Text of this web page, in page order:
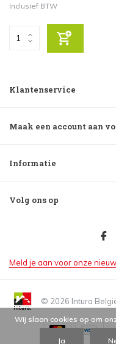
Inclusief BTW
Klantenservice
Maak een account aan
Informatie
Volg ons op
Meld je aan voor onze
© 2026 Intura
Wij slaan cookies op om
Ja